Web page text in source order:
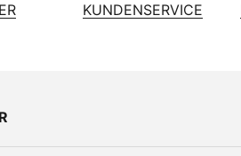
KUNDENSERVICE